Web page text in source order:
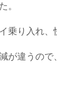
。
乗り入れ、
が違うので